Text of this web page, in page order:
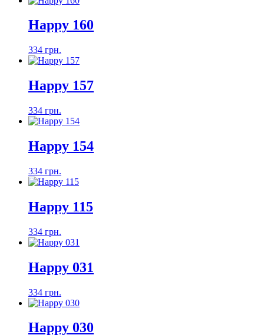
Happy 160
334 грн.
Happy 157
334 грн.
Happy 154
334 грн.
Happy 115
334 грн.
Happy 031
334 грн.
Happy 030